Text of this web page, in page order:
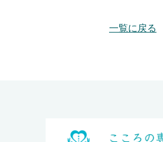
一覧に戻る